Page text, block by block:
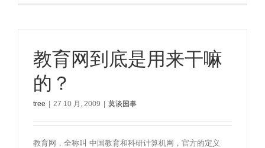
教育网到底是用来干嘛
的？
tree 27 10 月, 2009 莫谈国事
教育网，全称叫 中国教育和科研计算机网，官方的定义